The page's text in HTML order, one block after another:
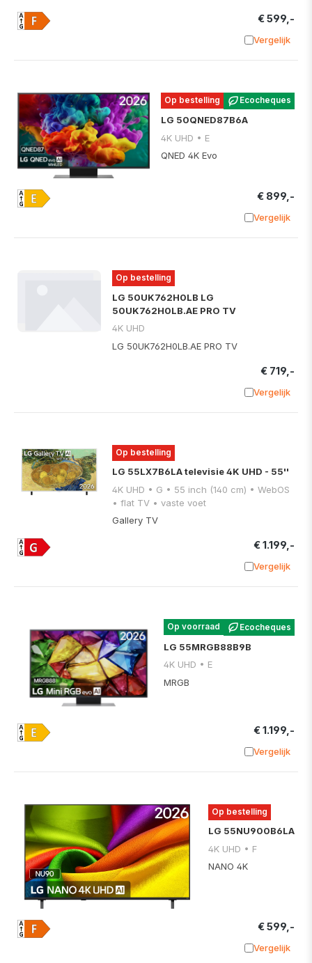
€ 599,-
Vergelijk
Op bestelling Ecocheques
LG 50QNED87B6A
4K UHD • E
QNED 4K Evo
€ 899,-
Vergelijk
Op bestelling
LG 50UK762H0LB LG
50UK762H0LB.AE PRO TV
4K UHD
LG 50UK762H0LB.AE PRO TV
€ 719,-
Vergelijk
Op bestelling
LG 55LX7B6LA televisie 4K UHD - 55''
4K UHD • G • 55 inch (140 cm) • WebOS
• flat TV • vaste voet
Gallery TV
€ 1.199,-
Vergelijk
Op voorraad Ecocheques
LG 55MRGB88B9B
4K UHD • E
MRGB
€ 1.199,-
Vergelijk
Op bestelling
LG 55NU900B6LA
4K UHD • F
NANO 4K
€ 599,-
Vergelijk